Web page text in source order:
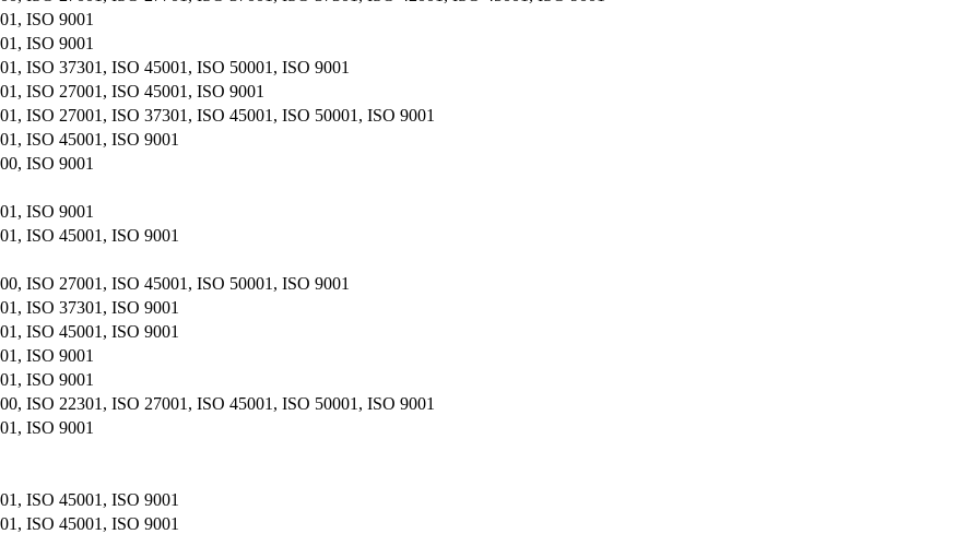
ISO 9001
ISO 9001
ISO 37301, ISO 45001, ISO 50001, ISO 9001
ISO 27001, ISO 45001, ISO 9001
ISO 27001, ISO 37301, ISO 45001, ISO 50001, ISO 9001
ISO 45001, ISO 9001
ISO 9001
ISO 9001
ISO 45001, ISO 9001
ISO 27001, ISO 45001, ISO 50001, ISO 9001
ISO 37301, ISO 9001
ISO 45001, ISO 9001
ISO 9001
ISO 9001
ISO 22301, ISO 27001, ISO 45001, ISO 50001, ISO 9001
ISO 9001
ISO 45001, ISO 9001
ISO 45001, ISO 9001